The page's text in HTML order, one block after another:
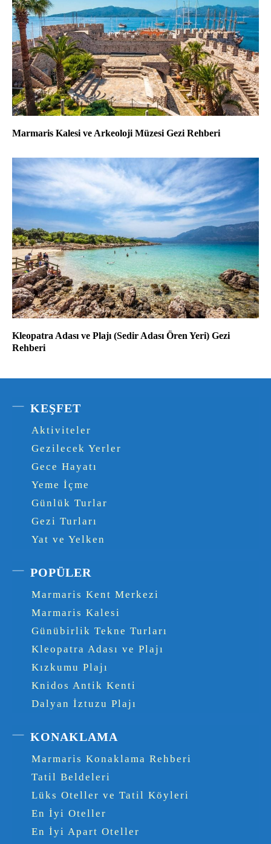
Marmaris Kalesi ve Arkeoloji Müzesi Gezi Rehberi
Kleopatra Adası ve Plajı (Sedir Adası Ören Yeri) Gezi
Rehberi
KEŞFET
Aktiviteler
Gezilecek Yerler
Gece Hayatı
Yeme İçme
Günlük Turlar
Gezi Turları
Yat ve Yelken
POPÜLER
Marmaris Kent Merkezi
Marmaris Kalesi
Günübirlik Tekne Turları
Kleopatra Adası ve Plajı
Kızkumu Plajı
Knidos Antik Kenti
Dalyan İztuzu Plajı
KONAKLAMA
Marmaris Konaklama Rehberi
Tatil Beldeleri
Lüks Oteller ve Tatil Köyleri
En İyi Oteller
En İyi Apart Oteller